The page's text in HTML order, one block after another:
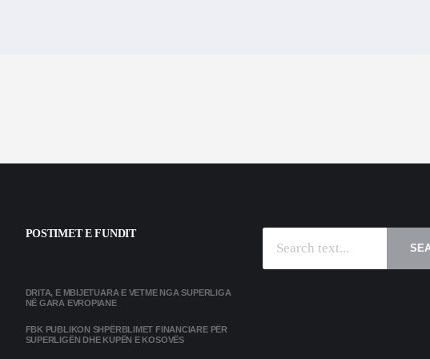
POSTIMET E FUNDIT
DRITA, E MBIJETUARA E VETME NGA SUPERLIGA
NË GARA EVROPIANE
FBK PUBLIKON SHPËRBLIMET FINANCIARE PËR
SUPERLIGËN DHE KUPËN E KOSOVËS